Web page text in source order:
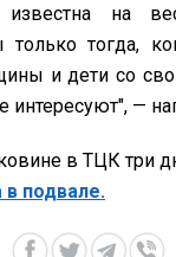
известна на
тогда,
и дети со
интересуют", —
в ТЦК три
подвале.